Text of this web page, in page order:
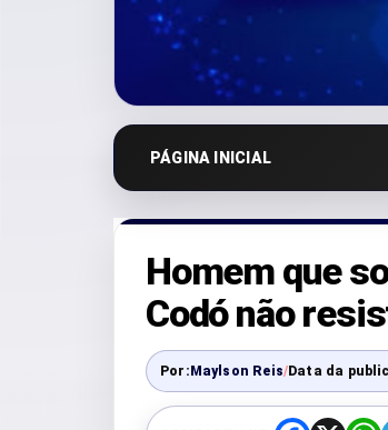
PÁGINA INICIAL
Homem que
Codó não
Por:Maylson Reis/Data da